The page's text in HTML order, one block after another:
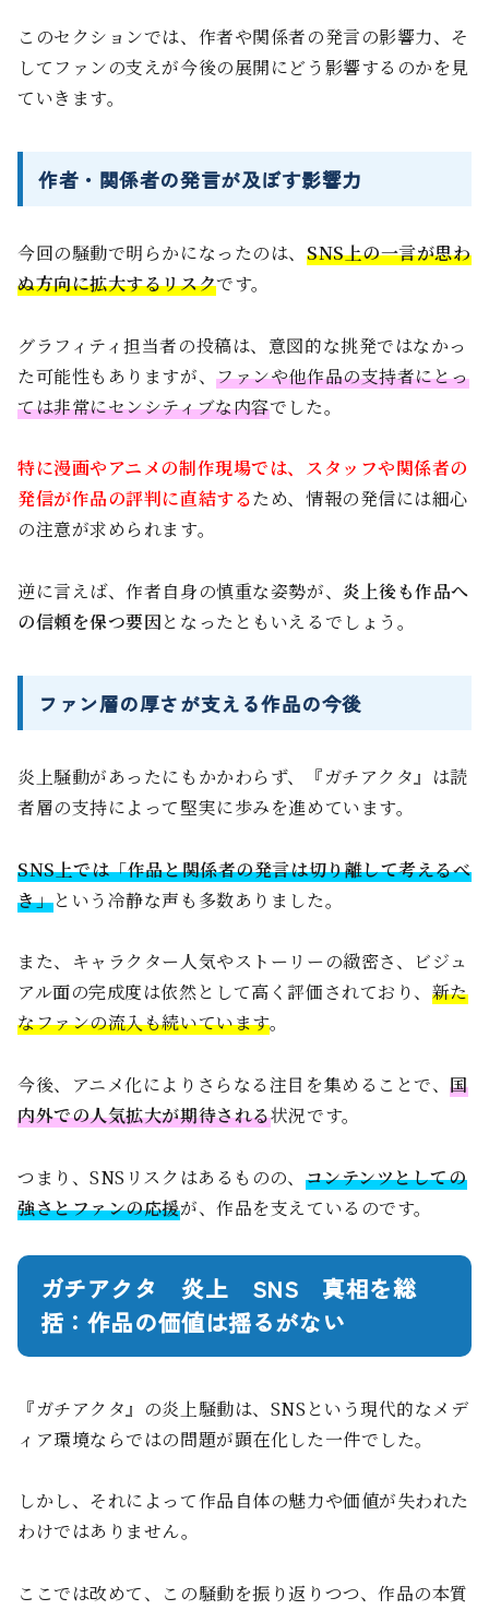
このセクションでは、作者や関係者の発言の影響力、そ
してファンの支えが今後の展開にどう影響するのかを見
ていきます。
作者・関係者の発言が及ぼす影響力
今回の騒動で明らかになったのは、 SNS上の一言が思わ
ぬ方向に拡大するリスクです。
グラフィティ担当者の投稿は、意図的な挑発ではなかっ
た可能性もありますが、ファンや他作品の支持者にとっ
ては非常にセンシティブな内容でした。
特に漫画やアニメの制作現場では、スタッフや関係者の
発信が作品の評判に直結するため、情報の発信には細心
の注意が求められます。
逆に言えば、作者自身の慎重な姿勢が、炎上後も作品へ
の信頼を保つ要因となったともいえるでしょう。
ファン層の厚さが支える作品の今後
炎上騒動があったにもかかわらず、『ガチアクタ』は読
者層の支持によって堅実に歩みを進めています。
SNS上では「作品と関係者の発言は切り離して考えるべ
き」という冷静な声も多数ありました。
また、キャラクター人気やストーリーの緻密さ、ビジュ
アル面の完成度は依然として高く評価されており、 新た
なファンの流入も続いています。
今後、アニメ化によりさらなる注目を集めることで、国
内外での人気拡大が期待される状況です。
つまり、SNSリスクはあるものの、 コンテンツとしての
強さとファンの応援が、作品を支えているのです。
ガチアクタ 炎上 SNS 真相を総
括：作品の価値は揺るがない
『ガチアクタ』の炎上騒動は、SNSという現代的なメデ
ィア環境ならではの問題が顕在化した一件でした。
しかし、それによって作品自体の魅力や価値が失われた
わけではありません。
ここでは改めて、この騒動を振り返りつつ、作品の本質